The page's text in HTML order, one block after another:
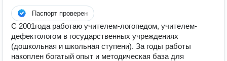
Паспорт проверен
С 2001года работаю учителем-логопедом, учителем-
дефектологом в государственных учреждениях
(дошкольная и школьная ступени). За годы работы
накоплен богатый опыт и методическая база для